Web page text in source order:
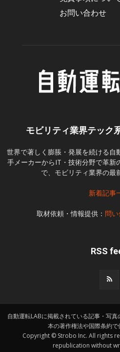
お問い合わせ
モビリティ業界テック
世界で著しく膨脹・発展を続ける自
手メーカーからIT・技術分野で革新
で、モビリティ業界の最
新着記事
取材依頼・情報提供： 問
RSS
自動運転LABに掲載されている記事・写
本の著作権法や国際条約で
Copyright © Strobo Inc. All rights
republication without